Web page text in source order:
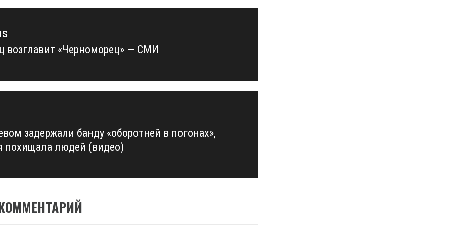
возглавит «Черноморец» — СМИ
задержали банду «оборотней в погонах»,
похищала людей (видео)